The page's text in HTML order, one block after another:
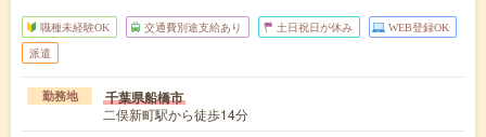
職種未経験OK 交通費別途支給あり 土日祝日が休み WEB登録OK
派遣
勤務地 千葉県船橋市
二俣新町駅から徒歩14分